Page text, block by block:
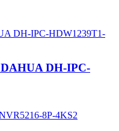
DH-IPC-